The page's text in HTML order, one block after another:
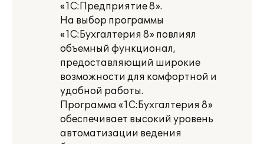
«1С:Предприятие 8».
На выбор программы
«1С:Бухгалтерия 8» повлиял
объемный функционал,
предоставляющий широкие
возможности для комфортной и
удобной работы.
Программа «1С:Бухгалтерия 8»
обеспечивает высокий уровень
автоматизации ведения